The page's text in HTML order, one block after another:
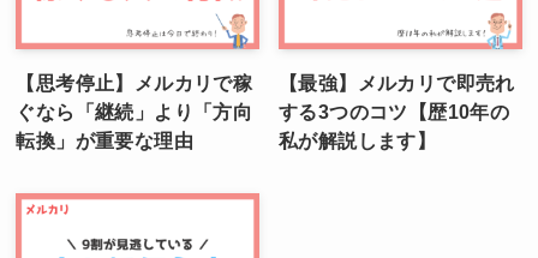
【思考停止】メルカリで稼
ぐなら「継続」より「方向
転換」が重要な理由
【最強】メルカリで即売れ
する3つのコツ【歴10年の
私が解説します】